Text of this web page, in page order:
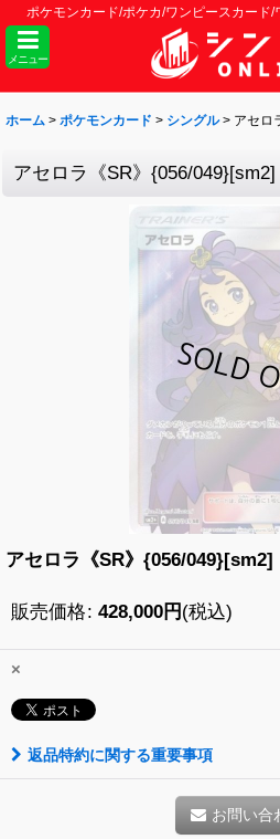
ポケモンカード/ポケカ/ワンピースカー
メニュー
ホーム > ポケモンカード > シングル > アセロ
アセロラ《SR》{056/049}[sm2]
アセロラ《SR》{056/049}[sm2]
販売価格: 428,000円 (税込)
×
返品特約に関する重要事項
お問い合